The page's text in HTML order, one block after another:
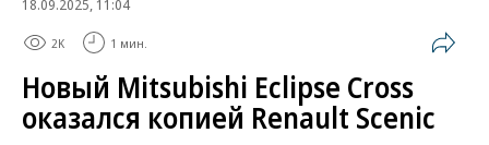
18.09.2025, 11:04
2K 1 мин.
Новый Mitsubishi Eclipse Cross
оказался копией Renault Scenic